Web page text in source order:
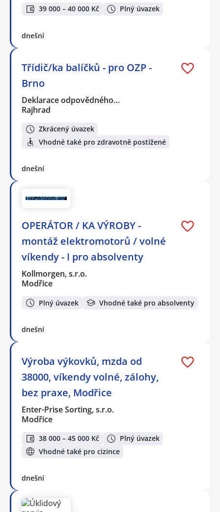
39 000 – 40 000 Kč Plný úvazek
dnešní
Třídič/ka balíčků - pro OZP -
Brno
Deklarace odpovědného…
Rajhrad
Zkrácený úvazek
Vhodné také pro zdravotně postižené
dnešní
OPERÁTOR / KA VÝROBY -
montáž elektromotorů / volné
víkendy - I pro absolventy
Kollmorgen, s.r.o.
Modřice
Plný úvazek Vhodné také pro absolventy
dnešní
Výroba výkovků, mzda od
38000, víkendy volné, zálohy,
bez praxe, Modřice
Enter-Prise Sorting, s.r.o.
Modřice
38 000 – 45 000 Kč
Plný úvazek
Vhodné také pro cizince
dnešní